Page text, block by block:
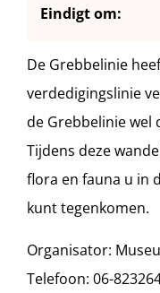
Eindigt om:
De Grebbelinie
verdedigingslinie
de Grebbelinie wel
Tijdens deze
flora en fauna u in
kunt tegenkomen.
Organisator:
Telefoon: 06-